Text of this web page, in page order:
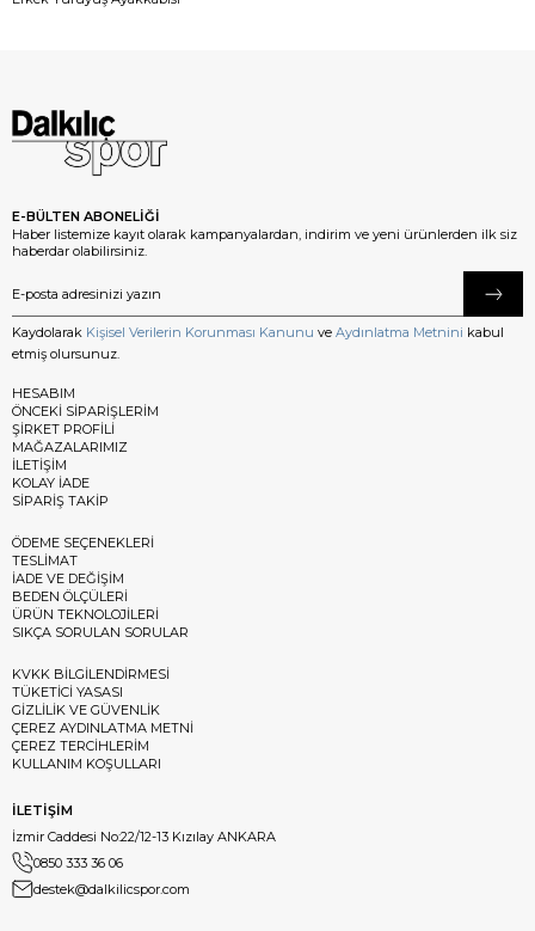
E-BÜLTEN ABONELİĞİ
Haber listemize kayıt olarak kampanyalardan, indirim ve yeni ürünlerden ilk siz
haberdar olabilirsiniz.
Kaydolarak Kişisel Verilerin Korunması Kanunu ve Aydınlatma Metnini kabul
etmiş olursunuz.
HESABIM
ÖNCEKİ SİPARİŞLERİM
ŞİRKET PROFİLİ
MAĞAZALARIMIZ
İLETİŞİM
KOLAY İADE
SİPARİŞ TAKİP
ÖDEME SEÇENEKLERİ
TESLİMAT
İADE VE DEĞİŞİM
BEDEN ÖLÇÜLERİ
ÜRÜN TEKNOLOJİLERİ
SIKÇA SORULAN SORULAR
KVKK BİLGİLENDİRMESİ
TÜKETİCİ YASASI
GİZLİLİK VE GÜVENLİK
ÇEREZ AYDINLATMA METNİ
ÇEREZ TERCİHLERİM
KULLANIM KOŞULLARI
İLETİŞİM
İzmir Caddesi No:22/12-13 Kızılay ANKARA
0850 333 36 06
destek@dalkilicspor.com